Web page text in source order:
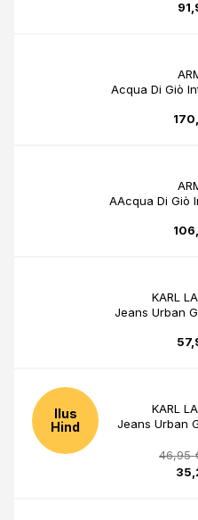
Acqua Di Giò
AAcqua Di Giò
KARL
Jeans Urban
Ilus
Hind
KARL
Jeans Urban
46,95